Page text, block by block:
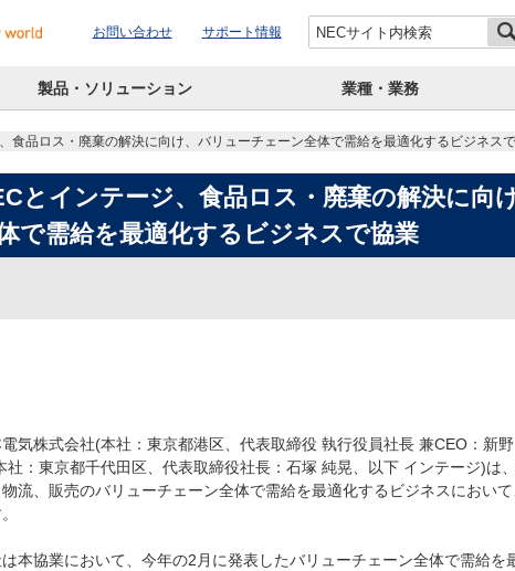
お問い合わせ サポート情報
製品・ソリューション 業種・業務
食品ロス・廃棄の解決に向け、バリューチェーン全体で需給を最適化するビジネス
とインテージ、食品ロス・廃棄の解決に向
で需給を最適化するビジネスで協業
気株式会社(本社：東京都港区、代表取締役 執行役員社長 兼CEO：新
社：東京都千代田区、代表取締役社長：石塚 純晃、以下 インテージ)は
流、販売のバリューチェーン全体で需給を最適化するビジネスにおい
本協業において、今年の2月に発表したバリューチェーン全体で需給を